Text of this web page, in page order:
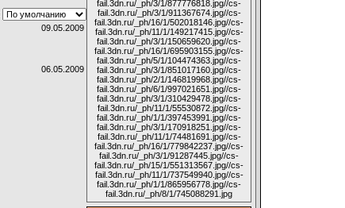
09.05.2009
06.05.2009
fail.3dn.ru/_ph/3/1/877776818.jpg//cs-
fail.3dn.ru/_ph/3/1/911367674.jpg//cs-
fail.3dn.ru/_ph/16/1/502018146.jpg//cs-
fail.3dn.ru/_ph/11/1/149217415.jpg//cs-
fail.3dn.ru/_ph/3/1/150659620.jpg//cs-
fail.3dn.ru/_ph/16/1/695903155.jpg//cs-
fail.3dn.ru/_ph/5/1/104474363.jpg//cs-
fail.3dn.ru/_ph/3/1/851017160.jpg//cs-
fail.3dn.ru/_ph/2/1/146819968.jpg//cs-
fail.3dn.ru/_ph/6/1/997021651.jpg//cs-
fail.3dn.ru/_ph/3/1/310429478.jpg//cs-
fail.3dn.ru/_ph/11/1/55530872.jpg//cs-
fail.3dn.ru/_ph/1/1/397453991.jpg//cs-
fail.3dn.ru/_ph/3/1/170918251.jpg//cs-
fail.3dn.ru/_ph/11/1/74481691.jpg//cs-
fail.3dn.ru/_ph/16/1/779842237.jpg//cs-
fail.3dn.ru/_ph/3/1/91287445.jpg//cs-
fail.3dn.ru/_ph/15/1/551313567.jpg//cs-
fail.3dn.ru/_ph/11/1/737549940.jpg//cs-
fail.3dn.ru/_ph/1/1/865956778.jpg//cs-
fail.3dn.ru/_ph/8/1/745088291.jpg